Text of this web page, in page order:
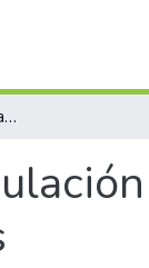
Análisis del entorno para la formulación de un bio-nematicida a base de extractos botánicos